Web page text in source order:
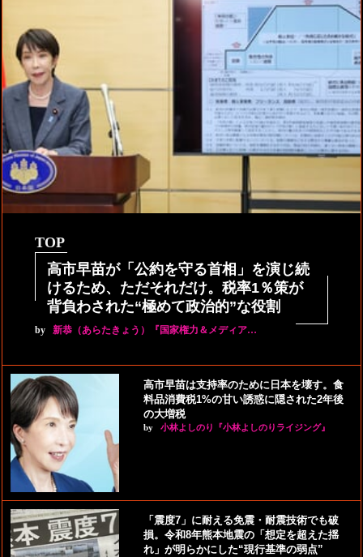
TOP
高市早苗が「公約を守る首相」を演じ続
けるため、ただそれだけ。税率1％策が
背負わされた“極めて政治的”な役割
by 新恭（あらたきょう）『国家権力＆メディア…
高市早苗は支持率のために日本を壊す。食
料品消費税1%の甘い誘惑に隠された2年後
の大増税
by 小林よしのり『小林よしのりライジング』
「震度7」に耐える免震・耐震技術でも破
損。令和8年熊本地震の「想定を超えた揺
れ」が明らかにした“現行基準の弱点”